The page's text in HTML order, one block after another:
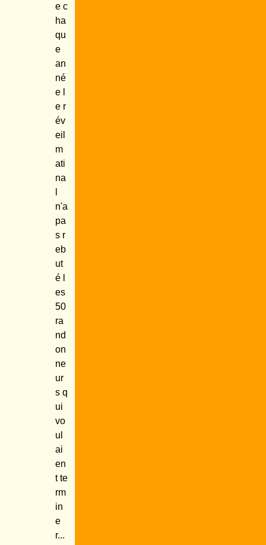
e c
ha
qu
e
an
né
e l
e r
év
eil
m
ati
na
n'a
pa
s r
eb
ut
é l
es
50
ra
nd
on
ne
ur
s q
ui
vo
ul
ai
en
t te
rm
in
e
r...